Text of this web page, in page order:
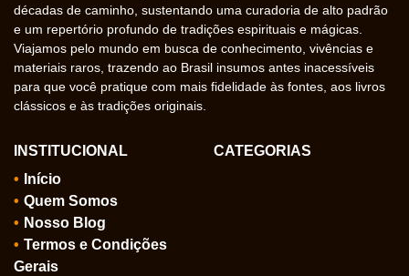
décadas de caminho, sustentando uma curadoria de alto padrão
e um repertório profundo de tradições espirituais e mágicas.
Viajamos pelo mundo em busca de conhecimento, vivências e
materiais raros, trazendo ao Brasil insumos antes inacessíveis
para que você pratique com mais fidelidade às fontes, aos livros
clássicos e às tradições originais.
INSTITUCIONAL
Início
Quem Somos
Nosso Blog
Termos e Condições
Gerais
CATEGORIAS